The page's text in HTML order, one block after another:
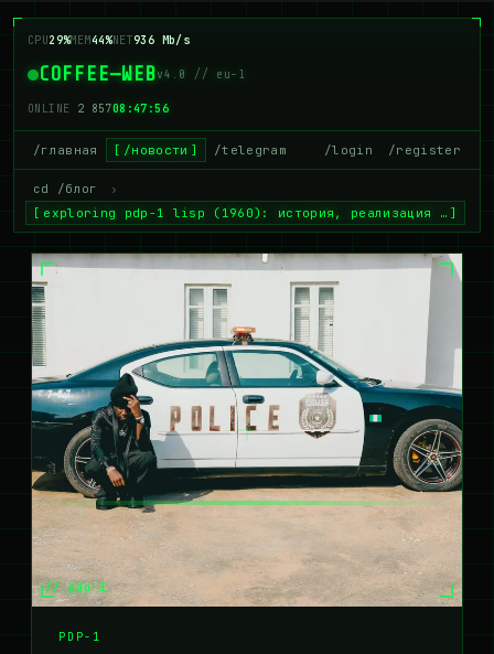
CPU24%MEM42%NET930 Mb/s
COFFEE—WEBv4.0 // eu-1
ONLINE 2 85808:47:57
/главная /новости /telegram /login /register
cd /блог
›
exploring pdp-1 lisp (1960): история, реализация …
// pdp-1
PDP-1